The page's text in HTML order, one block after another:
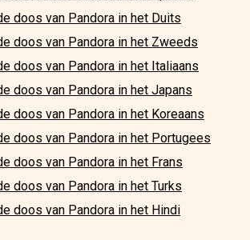
doos van Pandora in het Duits
doos van Pandora in het Zweeds
doos van Pandora in het Italiaans
doos van Pandora in het Japans
doos van Pandora in het Koreaans
doos van Pandora in het Portugees
doos van Pandora in het Frans
doos van Pandora in het Turks
doos van Pandora in het Hindi